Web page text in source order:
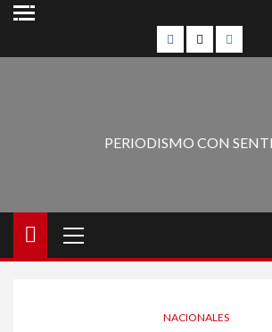
PERIODISMO CON
NACIONALES